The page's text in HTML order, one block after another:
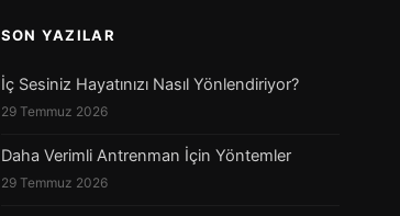
SON YAZILAR
İç Sesiniz Hayatınızı Nasıl Yönlendiriyor?
29 Temmuz 2026
Daha Verimli Antrenman İçin Yöntemler
29 Temmuz 2026